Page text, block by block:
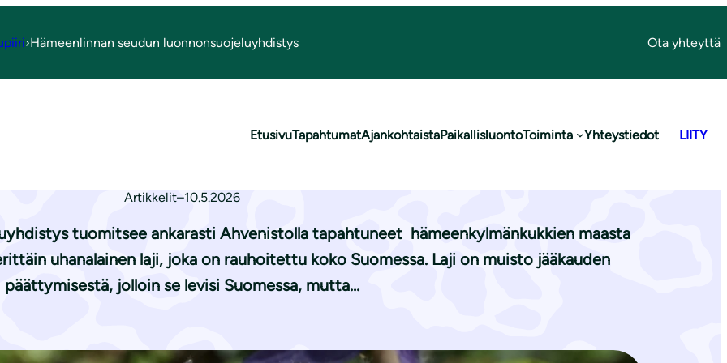
›Hämeenlinnan seudun luonnonsuojeluyhdistys Ota yhteyttä
EtusivuTapahtumatAjankohtaistaPaikallisluontoToiminta Yhteystiedot LIITY
anastuksesta
anastuksesta
Artikkelit–10.5.2026
tuomitsee ankarasti Ahvenistolla tapahtuneet hämeenkylmänkukkien maasta
uhanalainen laji, joka on rauhoitettu koko Suomessa. Laji on muisto jääkauden
päättymisestä, jolloin se levisi Suomessa, mutta…